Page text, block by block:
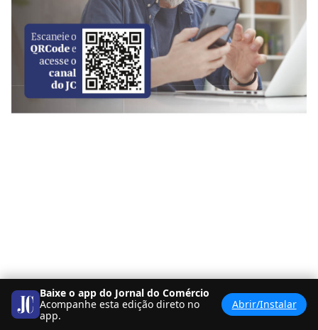
Baixe o app do Jornal do Comércio
Acompanhe esta edição direto no
app.
Abrir/Instalar